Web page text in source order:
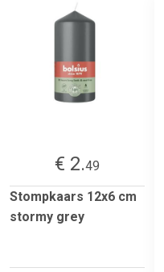
€ 2.49
Stompkaars 12x6 cm
stormy grey